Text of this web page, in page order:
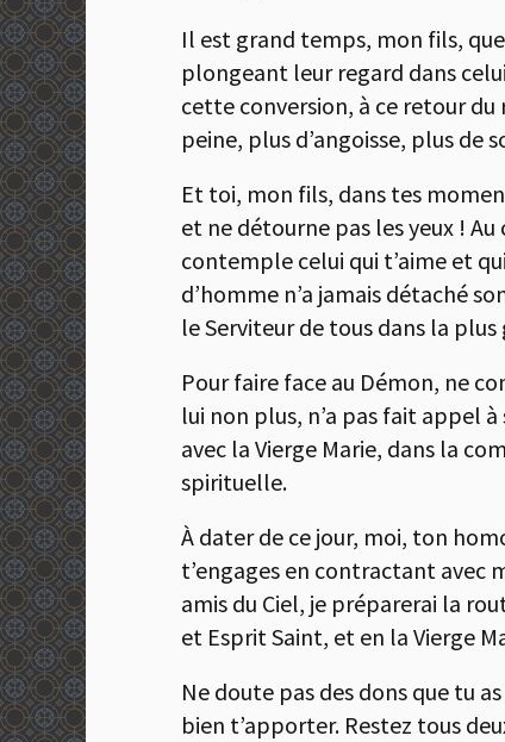
Il est grand temps, mon fils,
plongeant leur regard dans
cette conversion, à ce retour du
peine, plus d’angoisse, plus de
Et toi, mon fils, dans tes
et ne détourne pas les yeux !
contemple celui qui t’aime et
d’homme n’a jamais détaché
le Serviteur de tous dans la
Pour faire face au Démon, ne
lui non plus, n’a pas fait appel
avec la Vierge Marie, dans la
spirituelle.
À dater de ce jour, moi, ton
t’engages en contractant avec
amis du Ciel, je préparerai la
et Esprit Saint, et en la Vierge
Ne doute pas des dons que tu
bien t’apporter. Restez tous